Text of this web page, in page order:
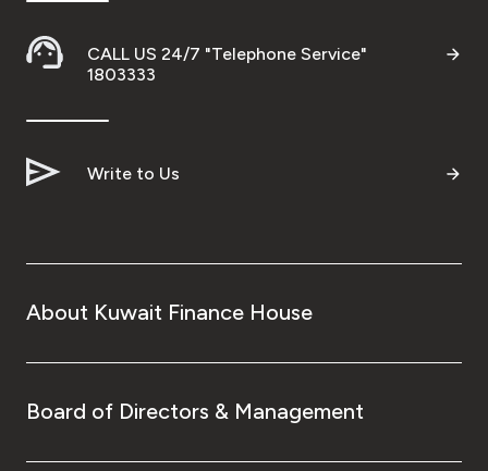
CALL US 24/7 "Telephone Service"
1803333
Write to Us
About Kuwait Finance House
Board of Directors & Management